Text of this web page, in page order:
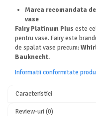
Marca recomandata
vase
Fairy Platinum Plus este
pentru vase. Fairy este
de spalat vase precum:
Bauknecht.
Informatii conformitate
Caracteristici
Review-uri(0)